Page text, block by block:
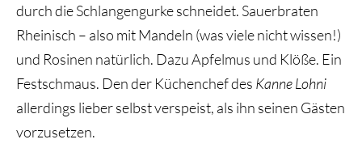
durch die Schlangengurke schneidet. Sauerbraten
Rheinisch – also mit Mandeln (was viele nicht wissen!)
und Rosinen natürlich. Dazu Apfelmus und Klöße. Ein
Festschmaus. Den der Küchenchef des Kanne Lohni
allerdings lieber selbst verspeist, als ihn seinen Gästen
vorzusetzen.